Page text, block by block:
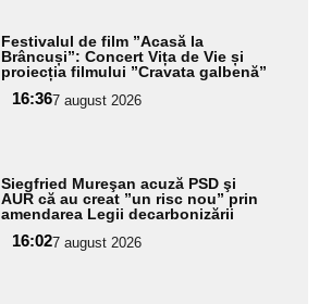
Festivalul de film ”Acasă la
Brâncuși”: Concert Vița de Vie și
proiecția filmului ”Cravata galbenă”
16:367 august 2026
Siegfried Mureşan acuză PSD şi
AUR că au creat ”un risc nou” prin
amendarea Legii decarbonizării
16:027 august 2026